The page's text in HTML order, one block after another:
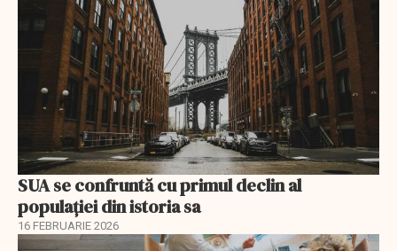
SUA se confruntă cu primul declin al
populației din istoria sa
16 FEBRUARIE 2026